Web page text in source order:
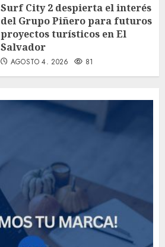
Surf City 2 despierta el interés
del Grupo Piñero para futuros
proyectos turísticos en El
Salvador
AGOSTO 4, 2026 81